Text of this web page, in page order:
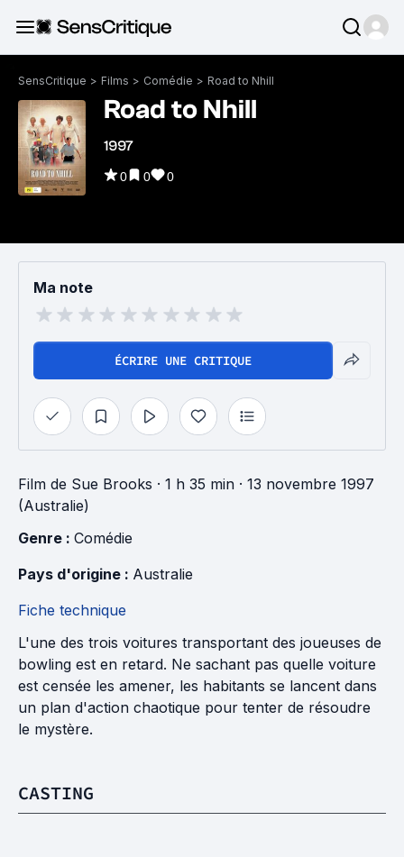
SensCritique > Films > Comédie > Road to Nhill
Road to Nhill
1997
0 0 0
Ma note
ÉCRIRE UNE CRITIQUE
Film de Sue Brooks · 1 h 35 min · 13 novembre 1997
(Australie)
Genre : Comédie
Pays d'origine : Australie
Fiche technique
L'une des trois voitures transportant des joueuses de
bowling est en retard. Ne sachant pas quelle voiture
est censée les amener, les habitants se lancent dans
un plan d'action chaotique pour tenter de résoudre
le mystère.
CASTING